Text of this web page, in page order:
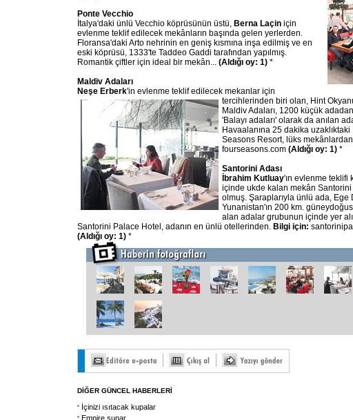
Ponte Vecchio
İtalya'daki ünlü Vecchio köprüsünün üstü, Berna Laçin için
evlenme teklif edilecek mekânların başında gelen yerlerden.
Floransa'daki Arto nehrinin en geniş kısmına inşa edilmiş ve en
eski köprüsü, 1333'te Taddeo Gaddi tarafından yapılmış.
Romantik çiftler için ideal bir mekân... (Aldığı oy: 1) *
Maldiv Adaları
Neşe Erberk'in evlenme teklif edilecek mekanlar için
tercihlerinden biri olan, Hint
Maldiv Adaları, 1200 küçük
'Balayı adaları' olarak da anılan
Havaalanına 25 dakika uzaklıktaki
Seasons Resort, lüks
fourseasons.com (Aldığı oy: 1) *
Santorini Adası
İbrahim Kutluay'ın evlenme teklifi
içinde ukde kalan mekân Santorini
olmuş. Şaraplarıyla ünlü ada, Ege
Yunanistan'ın 200 km.
alan adalar grubunun içinde yer
Santorini Palace Hotel, adanın en ünlü otellerinden. Bilgi için:
(Aldığı oy: 1) *
DİĞER GÜNCEL HABERLERİ
İçinizi ısıtacak kupalar
Empire sunar